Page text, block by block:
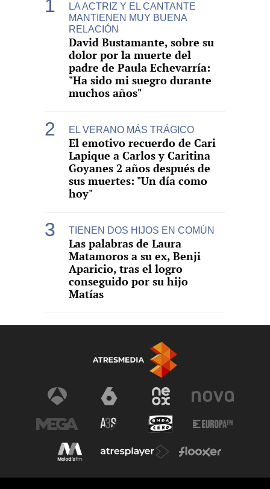
LA ACTRIZ Y EL CANTANTE
MANTIENEN MUY BUENA
RELACIÓN
David Bustamante, sobre su
dolor por la muerte del
padre de Paula Echevarría:
"Ha sido mi suegro durante
muchos años"
EL VERANO MÁS TRÁGICO
El emotivo recuerdo de Cari
Lapique a Carlos y Caritina
Goyanes 2 años después de
sus muertes: "Un día como
hoy"
TIENEN DOS HIJOS EN COMÚN
Las palabras de Laura
Matamoros a su ex, Benji
Aparicio, tras el logro
conseguido por su hijo
Matías